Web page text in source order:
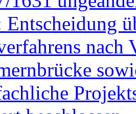
Entscheidung